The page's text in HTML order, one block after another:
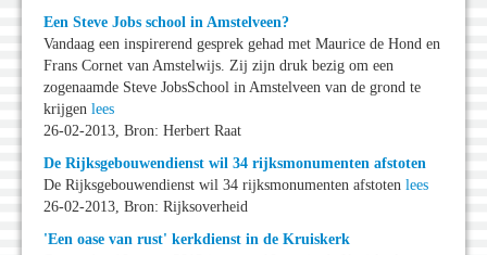
Een Steve Jobs school in Amstelveen?
Vandaag een inspirerend gesprek gehad met Maurice de Hond en
Frans Cornet van Amstelwijs. Zij zijn druk bezig om een
zogenaamde Steve JobsSchool in Amstelveen van de grond te
krijgen lees
26-02-2013, Bron: Herbert Raat
De Rijksgebouwendienst wil 34 rijksmonumenten afstoten
De Rijksgebouwendienst wil 34 rijksmonumenten afstoten lees
26-02-2013, Bron: Rijksoverheid
'Een oase van rust' kerkdienst in de Kruiskerk